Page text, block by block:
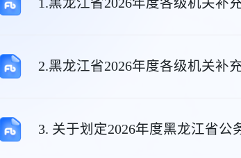
1.黑龙江省2026年度各级机关补
2.黑龙江省2026年度各级机关补
3. 关于划定2026年度黑龙江省